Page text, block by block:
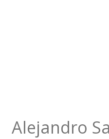
Alejandro